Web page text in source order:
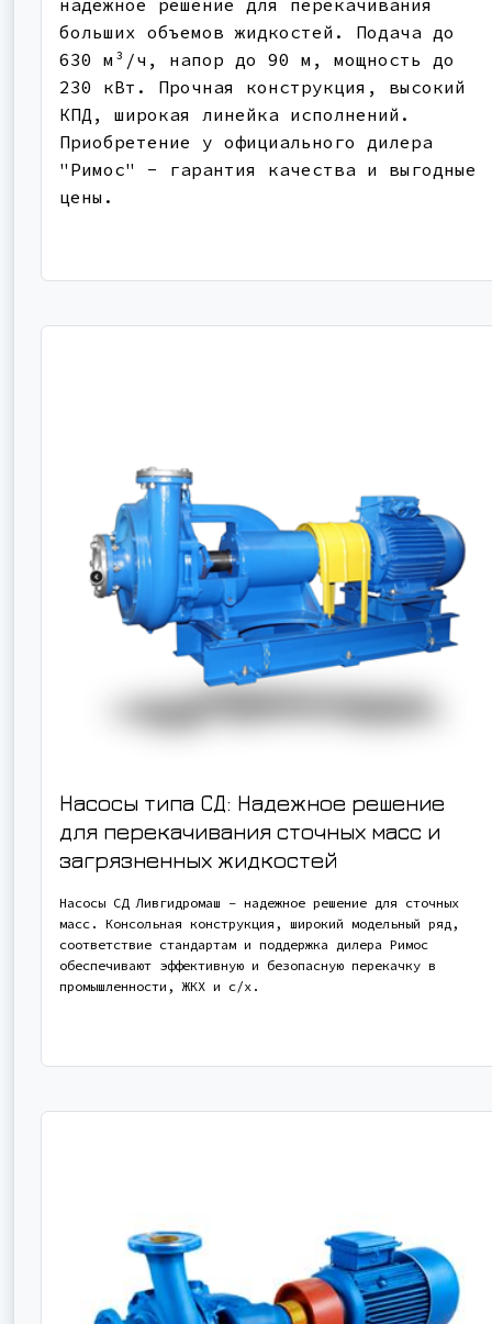
надежное решение для перекачивания
больших объемов жидкостей. Подача до
630 м³/ч, напор до 90 м, мощность до
230 кВт. Прочная конструкция, высокий
КПД, широкая линейка исполнений.
Приобретение у официального дилера
"Римос" - гарантия качества и выгодные
цены.
Насосы типа СД: Надежное решение
для перекачивания сточных масс и
загрязненных жидкостей
Насосы СД Ливгидромаш – надежное решение для сточных
масс. Консольная конструкция, широкий модельный ряд,
соответствие стандартам и поддержка дилера Римос
обеспечивают эффективную и безопасную перекачку в
промышленности, ЖКХ и с/х.